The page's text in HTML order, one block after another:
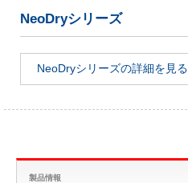
NeoDryシリーズ
NeoDryシリーズの詳細を見る
製品情報